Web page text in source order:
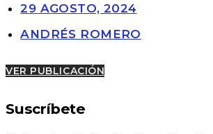
29 AGOSTO, 2024
ANDRÉS ROMERO
VER PUBLICACIÓN
Suscríbete